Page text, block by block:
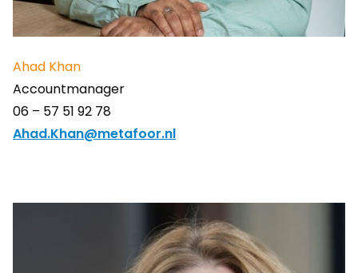
Ahad Khan
Accountmanager
06 – 57 51 92 78
Ahad.Khan@metafoor.nl